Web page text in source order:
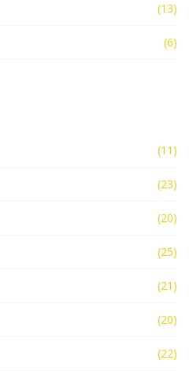
(13)
(6)
(11)
(23)
(20)
(25)
(21)
(20)
(22)